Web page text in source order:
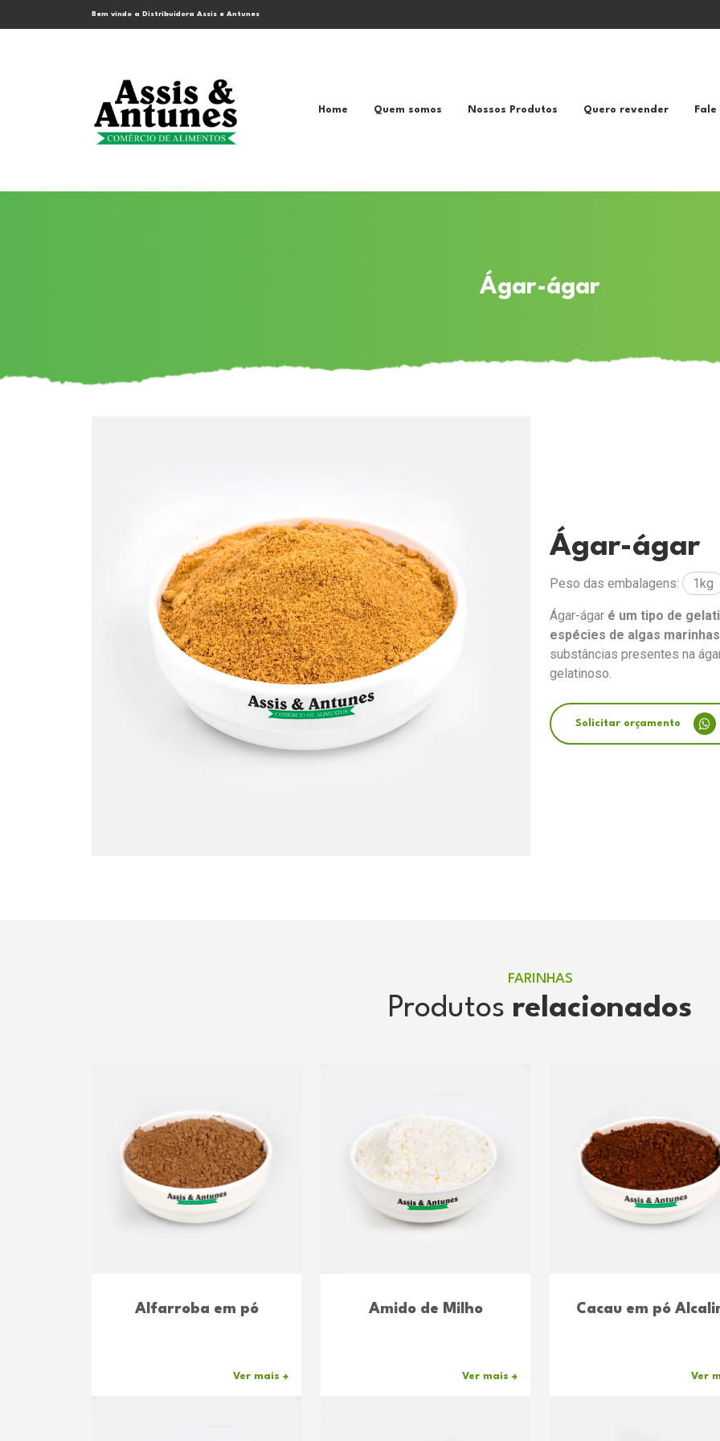
Bem vindo a Distribuidora Assis e Antunes
Home Quem somos Nossos Produtos Quero revender Fale
Ágar-ágar
Ágar-ágar
Peso das embalagens: 1kg
Ágar-ágar é um tipo de
espécies de algas
substâncias presentes na
gelatinoso.
Solicitar orçamento
FARINHAS
Produtos relacionados
Alfarroba em pó
Ver mais
Amido de Milho
Ver mais
Cacau em pó
Ver